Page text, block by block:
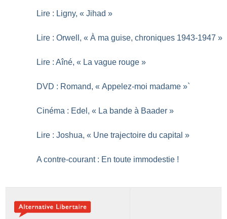
Lire : Ligny, « Jihad »
Lire : Orwell, « À ma guise, chroniques 1943-1947 »
Lire : Aîné, « La vague rouge »
DVD : Romand, « Appelez-moi madame »`
Cinéma : Edel, « La bande à Baader »
Lire : Joshua, « Une trajectoire du capital »
A contre-courant : En toute immodestie !